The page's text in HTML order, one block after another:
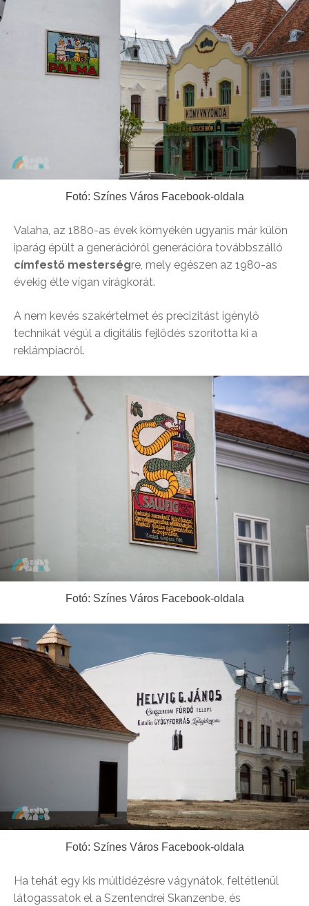
Fotó: Színes Város Facebook-oldala
Valaha, az 1880-as évek környékén ugyanis már külön
iparág épült a generációról generációra továbbszálló
címfestő mesterségre, mely egészen az 1980-as
évekig élte vígan virágkorát.
A nem kevés szakértelmet és precizitást igénylő
technikát végül a digitális fejlődés szorította ki a
reklámpiacról.
Fotó: Színes Város Facebook-oldala
Fotó: Színes Város Facebook-oldala
Ha tehát egy kis múltidézésre vágynátok, feltétlenül
látogassatok el a Szentendrei Skanzenbe, és